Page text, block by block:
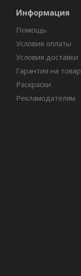
Информация
Помощь
Условия оплаты
Условия доставки
Гарантия на товар
Раскраски
Рекламодателям